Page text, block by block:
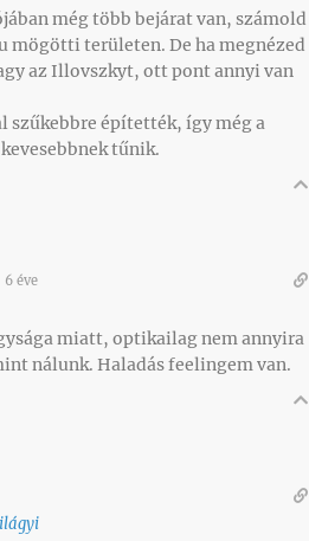
még több bejárat van, számold
mögötti területen. De ha megnézed
az Illovszkyt, ott pont annyi van
szűkebbre építették, így még a
tűnik.
6 éve
miatt, optikailag nem annyira
nálunk. Haladás feelingem van.